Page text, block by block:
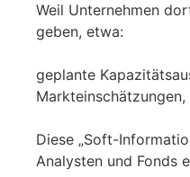
Weil Unternehmen
geben, etwa:
geplante
Diese „Soft-
Analysten und Fonds